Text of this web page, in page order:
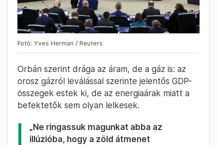
Fotó: Yves Herman / Reuters
Orbán szerint drága az áram, de a gáz is: az
orosz gázról leválással szerinte jelentős GDP-
összegek estek ki, de az energiaárak miatt a
befektetők sem olyan lelkesek.
„Ne ringassuk magunkat abba az
illúzióba, hogy a zöld átmenet